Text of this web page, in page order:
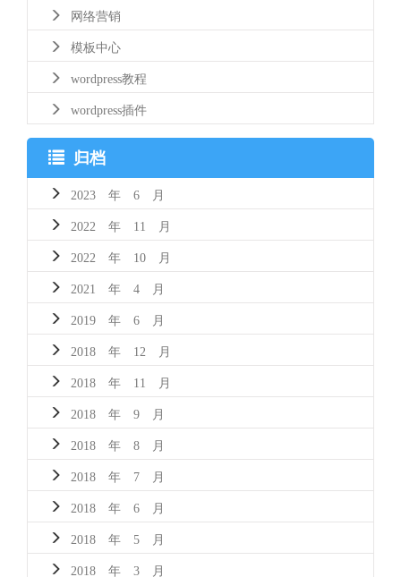
网络营销
模板中心
wordpress教程
wordpress插件
归档
2023 年 6 月
2022 年 11 月
2022 年 10 月
2021 年 4 月
2019 年 6 月
2018 年 12 月
2018 年 11 月
2018 年 9 月
2018 年 8 月
2018 年 7 月
2018 年 6 月
2018 年 5 月
2018 年 3 月